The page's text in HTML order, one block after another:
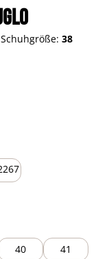
Schuhgröße: 38
40
41